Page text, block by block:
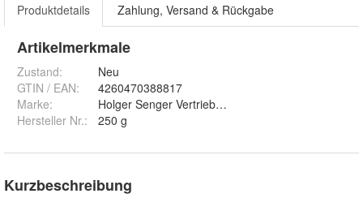
Produktdetails Zahlung, Versand & Rückgabe
Artikelmerkmale
Zustand:
Neu
GTIN / EAN:
4260470388817
Marke:
Holger Senger Vertrieb von Naturrohstoffen e.K.
Hersteller Nr.:
250 g
Kurzbeschreibung